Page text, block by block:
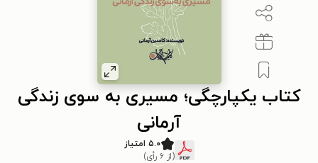
کتاب یکپارچگی؛ مسیری به سوی زندگی
آرمانی
۵.۰ امتیاز
(از ۶ رأی)